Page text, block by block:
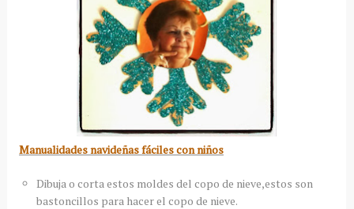
Manualidades navideñas fáciles con niños
Dibuja o corta estos moldes del copo de nieve,estos son
bastoncillos para hacer el copo de nieve.